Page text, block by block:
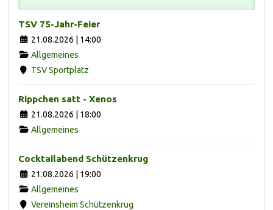
TSV 75-Jahr-Feier
21.08.2026 | 14:00
Allgemeines
TSV Sportplatz
Rippchen satt - Xenos
21.08.2026 | 18:00
Allgemeines
Cocktailabend Schützenkrug
21.08.2026 | 19:00
Allgemeines
Vereinsheim Schützenkrug